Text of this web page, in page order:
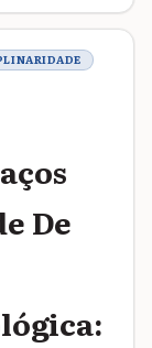
De